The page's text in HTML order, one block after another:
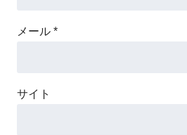
メール *
サイト